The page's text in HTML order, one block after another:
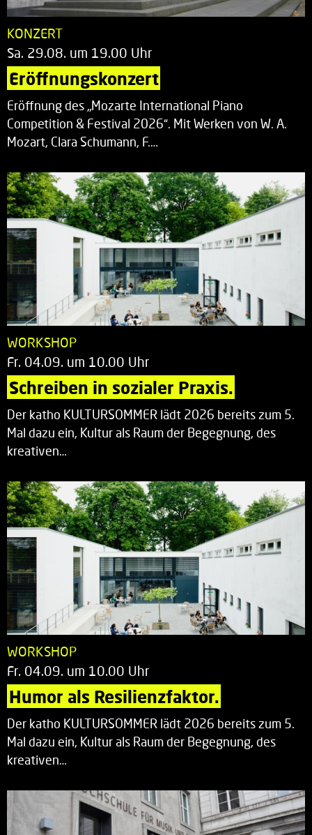
KONZERT
Sa. 29.08. um 19.00 Uhr
Eröffnungskonzert
Eröffnung des „Mozarte International Piano
Competition & Festival 2026“. Mit Werken von W. A.
Mozart, Clara Schumann, F.…
WORKSHOP
Fr. 04.09. um 10.00 Uhr
Schreiben in sozialer Praxis.
Der katho KULTURSOMMER lädt 2026 bereits zum 5.
Mal dazu ein, Kultur als Raum der Begegnung, des
kreativen…
WORKSHOP
Fr. 04.09. um 10.00 Uhr
Humor als Resilienzfaktor.
Der katho KULTURSOMMER lädt 2026 bereits zum 5.
Mal dazu ein, Kultur als Raum der Begegnung, des
kreativen…